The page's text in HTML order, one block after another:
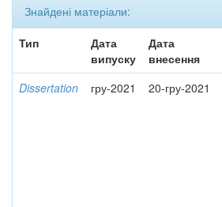
Знайдені матеріали:
Тип
Дата
випуску
Дата
внесення
Dissertation гру-2021 20-гру-2021